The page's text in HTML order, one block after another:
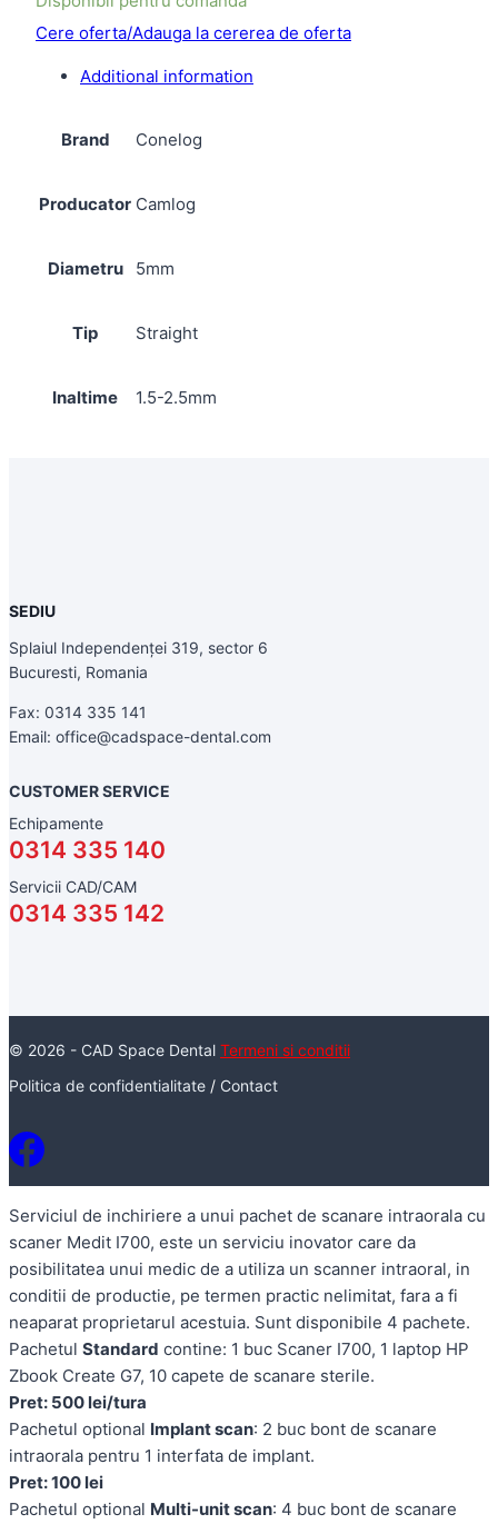
Cere oferta/Adauga la cererea de oferta
Additional information
Brand Conelog
Producator Camlog
Diametru 5mm
Tip Straight
Inaltime 1.5-2.5mm
SEDIU
Splaiul Independenței 319, sector 6
Bucuresti, Romania
Fax: 0314 335 141
Email: office@cadspace-dental.com
CUSTOMER SERVICE
Echipamente
0314 335 140
Servicii CAD/CAM
0314 335 142
© 2026 - CAD Space Dental Termeni si conditii
Politica de confidentialitate / Contact
Serviciul de inchiriere a unui pachet de scanare intraorala cu
scaner Medit I700, este un serviciu inovator care da
posibilitatea unui medic de a utiliza un scanner intraoral, in
conditii de productie, pe termen practic nelimitat, fara a fi
neaparat proprietarul acestuia. Sunt disponibile 4 pachete.
Pachetul Standard contine: 1 buc Scaner I700, 1 laptop HP
Zbook Create G7, 10 capete de scanare sterile.
Pret: 500 lei/tura
Pachetul optional Implant scan: 2 buc bont de scanare
intraorala pentru 1 interfata de implant.
Pret: 100 lei
Pachetul optional Multi-unit scan: 4 buc bont de scanare